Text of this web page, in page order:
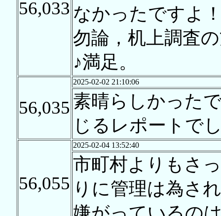
56,033 なかったですよ
勿論，机上調査
♪満足。
56,035
2025-02-02 21:10:06
素晴らしかった
じるレポートで
56,055
2025-02-04 13:52:40
市町村よりもさ
りに管理は為さ